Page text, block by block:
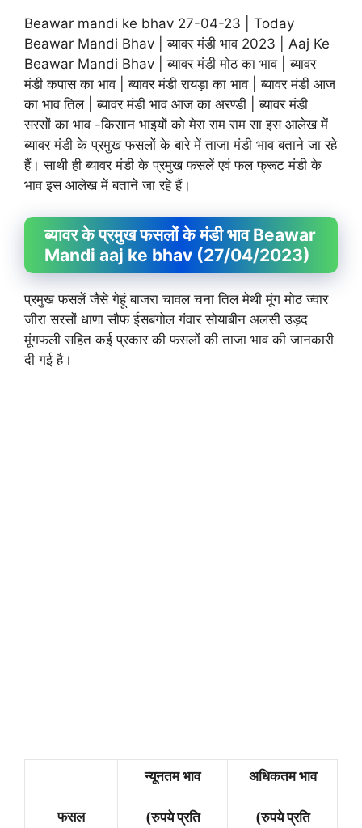
Beawar mandi ke bhav 27-04-23 | Today
Beawar Mandi Bhav | ब्यावर मंडी भाव 2023 | Aaj Ke
Beawar Mandi Bhav | ब्यावर मंडी मोठ का भाव | ब्यावर
मंडी कपास का भाव | ब्यावर मंडी रायड़ा का भाव | ब्यावर मंडी आज
का भाव तिल | ब्यावर मंडी भाव आज का अरण्डी | ब्यावर मंडी
सरसों का भाव -किसान भाइयों को मेरा राम राम सा इस आलेख में
ब्यावर मंडी के प्रमुख फसलों के बारे में ताजा मंडी भाव बताने जा रहे
हैं। साथी ही ब्यावर मंडी के प्रमुख फसलें एवं फल फ्रूट मंडी के
भाव इस आलेख में बताने जा रहे हैं।
ब्यावर के प्रमुख फसलों के मंडी भाव Beawar
Mandi aaj ke bhav (27/04/2023)
प्रमुख फसलें जैसे गेहूं बाजरा चावल चना तिल मेथी मूंग मोठ ज्वार
जीरा सरसों धाणा सौफ ईसबगोल गंवार सोयाबीन अलसी उड़द
मूंगफली सहित कई प्रकार की फसलों की ताजा भाव की जानकारी
दी गई है।
फसल
न्यूनतम भाव
(रुपये प्रति
अधिकतम भाव
(रुपये प्रति